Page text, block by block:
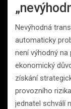
Nevýhodná
automaticky
není výhodný
ekonomický
získání
provozního
jednatel schválí